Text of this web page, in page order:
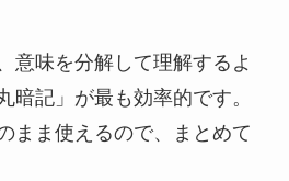
意味を分解して理解するよ
暗記」が最も効率的です。
まま使えるので、まとめて